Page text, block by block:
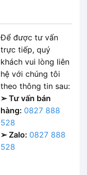
Để được tư vấn
trực tiếp, quý
khách vui lòng liên
hệ với chúng tôi
theo thông tin sau:
➢ Tư vấn bán
hàng: 0827 888
528
➢ Zalo: 0827 888
528